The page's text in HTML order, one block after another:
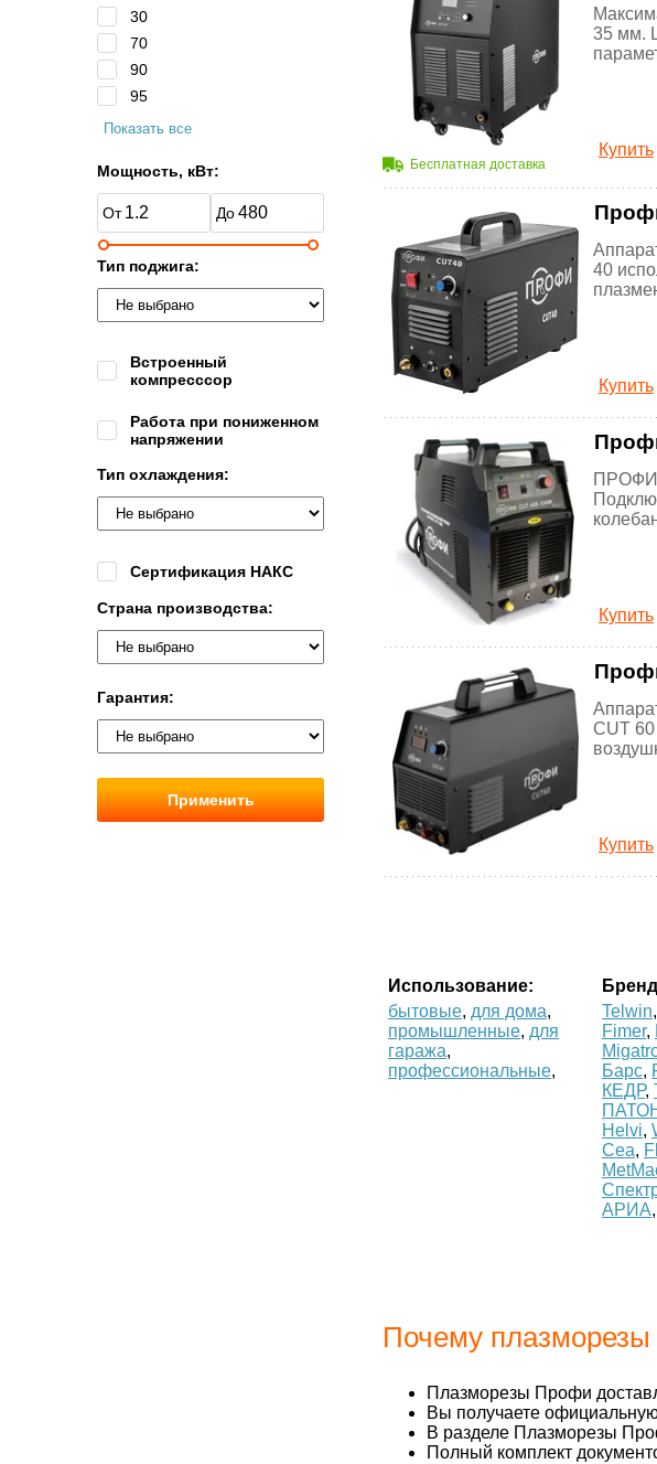
Бесплатная доставка
35 мм.
Купить
40
Купить
ПРОФИ
Купить
CUT 60
Купить
Использование:
бытовые, для дома,
промышленные, для
гаража,
профессиональные,
Telwin,
Fimer,
Барс,
КЕДР,
Helvi,
Cea,
АРИА,
Почему плазморезы
Плазморезы Профи
Вы получаете
В разделе Плазморезы
Полный комплект
30
70
90
95
Показать все
Мощность, кВт:
Тип поджига:
Встроенный
компресссор
Работа при пониженном
напряжении
Тип охлаждения:
Сертификация НАКС
Страна производства:
Гарантия:
Применить